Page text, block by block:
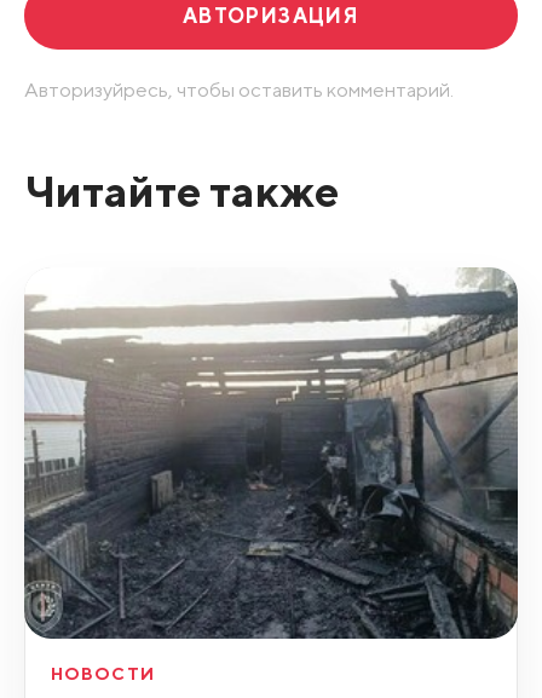
АВТОРИЗАЦИЯ
Авторизуйресь, чтобы оставить комментарий.
Читайте также
НОВОСТИ